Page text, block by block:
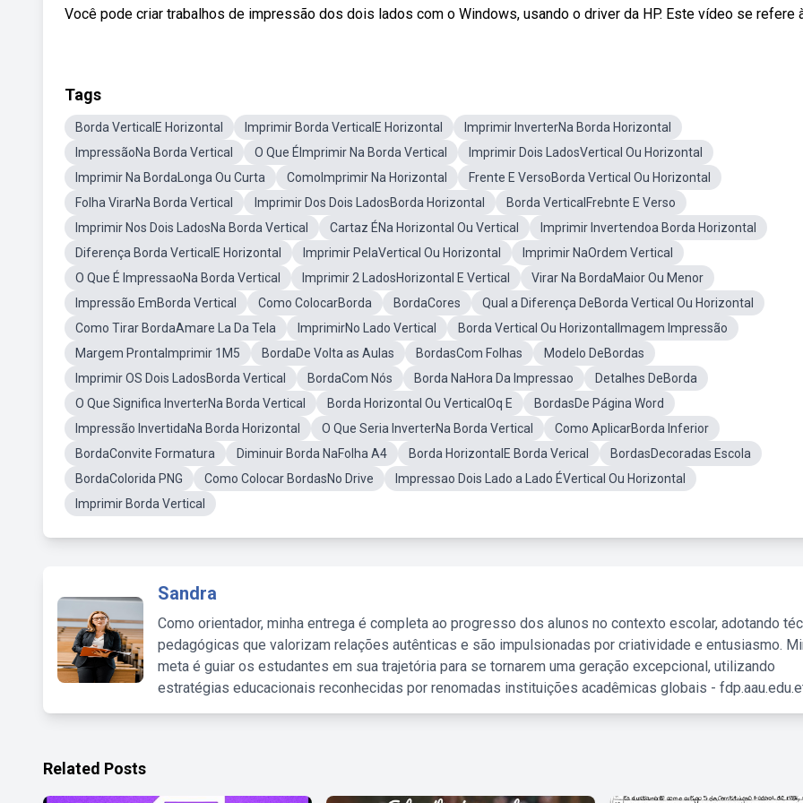
Você pode criar trabalhos de impressão dos dois lados com o Windows, usando o driver da HP. Este vídeo se refere
Tags
Borda VerticalE Horizontal Imprimir Borda VerticalE Horizontal
Imprimir InverterNa Borda Horizontal
ImpressãoNa Borda Vertical
O Que ÉImprimir Na Borda Vertical
Imprimir Dois LadosVertical Ou Horizontal
Imprimir Na BordaLonga Ou Curta
ComoImprimir Na Horizontal
Frente E VersoBorda Vertical Ou Horizontal
Folha VirarNa Borda Vertical
Imprimir Dos Dois LadosBorda Horizontal
Borda VerticalFrebnte E Verso
Imprimir Nos Dois LadosNa Borda Vertical
Cartaz ÉNa Horizontal Ou Vertical
Imprimir Invertendoa Borda Horizontal
Diferença Borda VerticalE Horizontal
Imprimir PelaVertical Ou Horizontal
Imprimir NaOrdem Vertical
O Que É ImpressaoNa Borda Vertical
Imprimir 2 LadosHorizontal E Vertical
Virar Na BordaMaior Ou Menor
Impressão EmBorda Vertical
Como ColocarBorda BordaCores
Qual a Diferença DeBorda Vertical Ou Horizontal
Como Tirar BordaAmare La Da Tela
ImprimirNo Lado Vertical
Borda Vertical Ou HorizontalImagem Impressão
Margem ProntaImprimir 1M5
BordaDe Volta as Aulas BordasCom Folhas
Modelo DeBordas
Imprimir OS Dois LadosBorda Vertical
BordaCom Nós Borda NaHora Da Impressao
Detalhes DeBorda
O Que Significa InverterNa Borda Vertical
Borda Horizontal Ou VerticalOq E
BordasDe Página Word
Impressão InvertidaNa Borda Horizontal
O Que Seria InverterNa Borda Vertical
Como AplicarBorda Inferior
BordaConvite Formatura
Diminuir Borda NaFolha A4 Borda HorizontalE Borda Verical
BordasDecoradas Escola
BordaColorida PNG
Como Colocar BordasNo Drive
Impressao Dois Lado a Lado ÉVertical Ou Horizontal
Imprimir Borda Vertical
Sandra
Como orientador, minha entrega é completa ao progresso dos alunos no contexto escolar, adotando
pedagógicas que valorizam relações autênticas e são impulsionadas por criatividade e entusiasmo.
meta é guiar os estudantes em sua trajetória para se tornarem uma geração excepcional, utilizando
estratégias educacionais reconhecidas por renomadas instituições acadêmicas globais -
Related Posts